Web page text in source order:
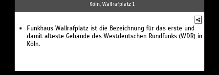
Köln, Wallrafplatz 1
Funkhaus Wallrafplatz ist die Bezeichnung für das erste und
damit älteste Gebäude des Westdeutschen Rundfunks (WDR) in
Köln.